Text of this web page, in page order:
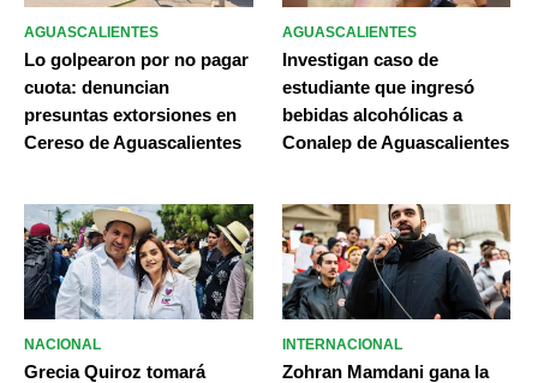
AGUASCALIENTES
Lo golpearon por no pagar
cuota: denuncian
presuntas extorsiones en
Cereso de Aguascalientes
AGUASCALIENTES
Investigan caso de
estudiante que ingresó
bebidas alcohólicas a
Conalep de Aguascalientes
NACIONAL
Grecia Quiroz tomará
INTERNACIONAL
Zohran Mamdani gana la